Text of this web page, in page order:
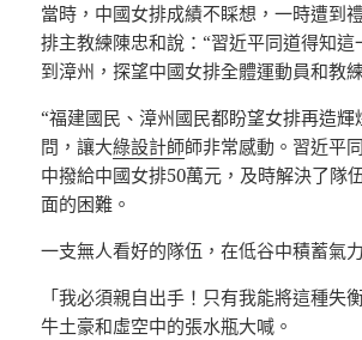
當時，中國女排成績不睬想，一時遭到
排主教練陳忠和說：“習近平同道得知
到漳州，探望中國女排全體運動員和教
“福建國民、漳州國民都盼望女排再造
問，讓大綠設計師師非常感動。習近平
中撥給中國女排50萬元，及時解決了隊
面的困難。
一支無人看好的隊伍，在低谷中積蓄氣
「我必須親自出手！只有我能將這種失
牛土豪和虛空中的張水瓶大喊。